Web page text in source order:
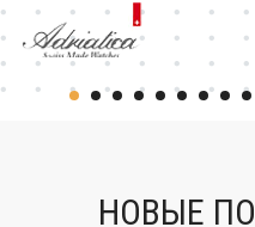
НОВЫЕ